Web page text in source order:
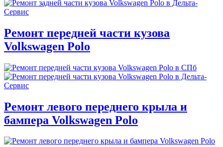
Ремонт передней части кузова
Volkswagen Polo
Ремонт левого переднего крыла и
бампера Volkswagen Polo